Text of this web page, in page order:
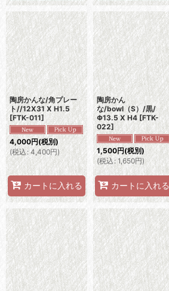
陶房かんな/角プレー
ト//12X31 X H1.5
[FTK-011]
4,000円(税別)
(税込 : 4,400円)
カートに入れる
陶房かん
な/bowl（S）/黒/
Φ13.5 X H4 [FTK-
022]
1,500円(税別)
(税込: 1,650円)
カートに入れる